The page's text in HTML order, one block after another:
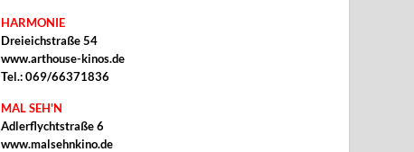
HARMONIE
Dreieichstraße 54
www.arthouse-kinos.de
Tel.: 069/66371836
MAL SEH'N
Adlerflychtstraße 6
www.malsehnkino.de